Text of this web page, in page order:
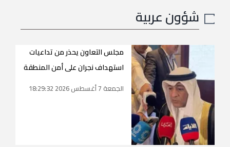
شؤون عربية
مجلس التعاون يحذر من تداعيات
استهداف نجران على أمن المنطقة
الجمعة 7 أغسطس 2026 18:29:32